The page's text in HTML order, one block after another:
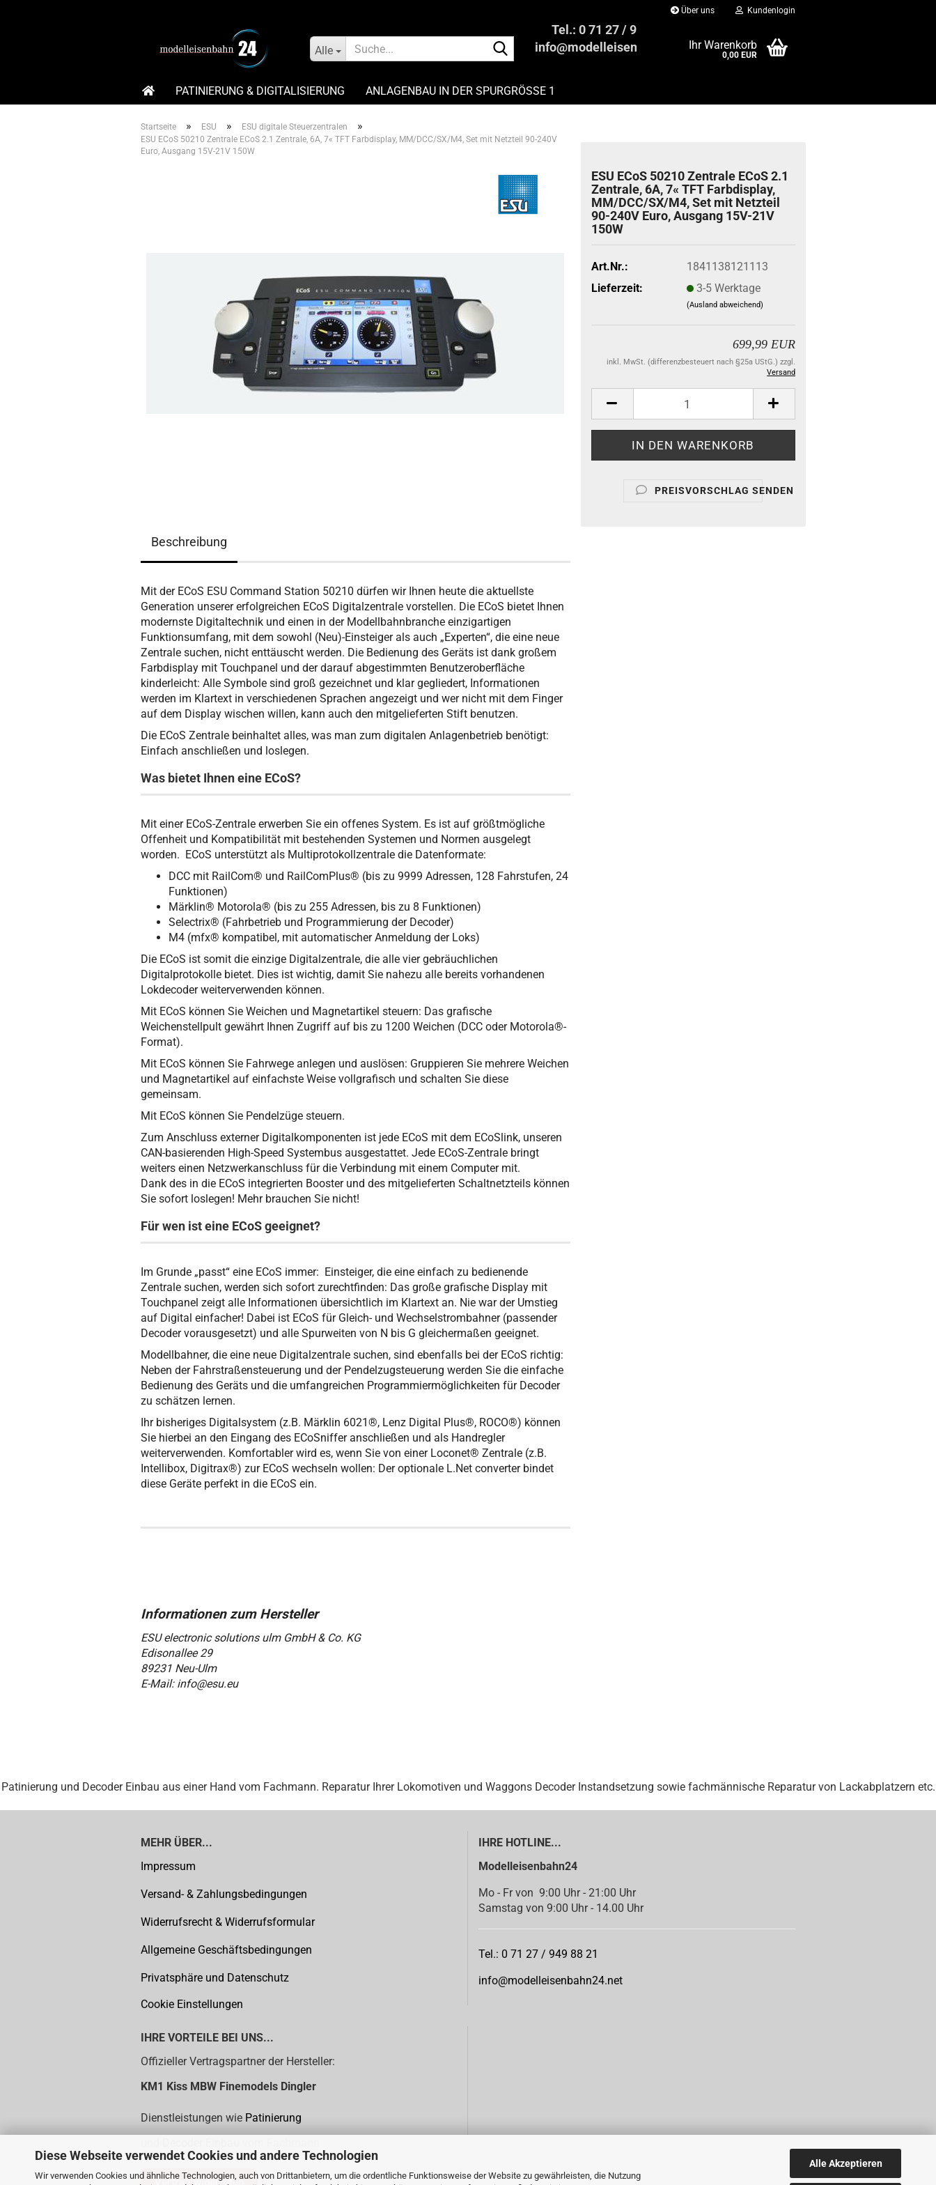
Diese Webseite verwendet Cookies und andere Technologien
Wir verwenden Cookies und ähnliche Technologien, auch von Drittanbietern, um die ordentliche Funktionsweise der Website zu gewährleisten, die Nutzung
Alle Akzeptieren
Über uns Kundenlogin
Alle
Suche...
Tel.: 0 71 27 / 949 88 21
info@modelleisenbahn24.netIhr Warenkorb
0,00 EUR
PATINIERUNG & DIGITALISIERUNG ANLAGENBAU IN DER SPURGRÖSSE 1
Startseite » ESU » ESU digitale Steuerzentralen »
ESU ECoS 50210 Zentrale ECoS 2.1 Zentrale, 6A, 7« TFT Farbdisplay, MM/DCC/SX/M4, Set mit Netzteil 90-240V
Euro, Ausgang 15V-21V 150W
ESU ECoS 50210 Zen­tra­le ECoS 2.1
Zen­tra­le, 6A, 7« TFT Farb­dis­play,
MM/DCC/SX/M4, Set mit Netz­teil
90-​240V Euro, Aus­gang 15V-​21V
150W
Art.Nr.:
1841138121113
Lieferzeit:
3-5 Werktage
(Ausland abweichend)
699,99 EUR
inkl. MwSt. (differenzbesteuert nach §25a UStG.) zzgl.
Versand
PREISVORSCHLAG SENDEN
Beschreibung
Mit der ECoS ESU Command Station 50210 dürfen wir Ihnen heute die aktuellste
Generation unserer erfolgreichen ECoS Digitalzentrale vorstellen. Die ECoS bietet Ihnen
modernste Digitaltechnik und einen in der Modellbahnbranche einzigartigen
Funktionsumfang, mit dem sowohl (Neu)-Einsteiger als auch „Experten“, die eine neue
Zentrale suchen, nicht enttäuscht werden. Die Bedienung des Geräts ist dank großem
Farbdisplay mit Touchpanel und der darauf abgestimmten Benutzeroberfläche
kinderleicht: Alle Symbole sind groß gezeichnet und klar gegliedert, Informationen
werden im Klartext in verschiedenen Sprachen angezeigt und wer nicht mit dem Finger
auf dem Display wischen willen, kann auch den mitgelieferten Stift benutzen.
Die ECoS Zentrale beinhaltet alles, was man zum digitalen Anlagenbetrieb benötigt:
Einfach anschließen und loslegen.
Was bietet Ihnen eine ECoS?
Mit einer ECoS-Zentrale erwerben Sie ein offenes System. Es ist auf größtmögliche
Offenheit und Kompatibilität mit bestehenden Systemen und Normen ausgelegt
worden. ECoS unterstützt als Multiprotokollzentrale die Datenformate:
DCC mit RailCom® und RailComPlus® (bis zu 9999 Adressen, 128 Fahrstufen, 24
Funktionen)
Märklin® Motorola® (bis zu 255 Adressen, bis zu 8 Funktionen)
Selectrix® (Fahrbetrieb und Programmierung der Decoder)
M4 (mfx® kompatibel, mit automatischer Anmeldung der Loks)
Die ECoS ist somit die einzige Digitalzentrale, die alle vier gebräuchlichen
Digitalprotokolle bietet. Dies ist wichtig, damit Sie nahezu alle bereits vorhandenen
Lokdecoder weiterverwenden können.
Mit ECoS können Sie Weichen und Magnetartikel steuern: Das grafische
Weichenstellpult gewährt Ihnen Zugriff auf bis zu 1200 Weichen (DCC oder Motorola®-
Format).
Mit ECoS können Sie Fahrwege anlegen und auslösen: Gruppieren Sie mehrere Weichen
und Magnetartikel auf einfachste Weise vollgrafisch und schalten Sie diese
gemeinsam.
Mit ECoS können Sie Pendelzüge steuern.
Zum Anschluss externer Digitalkomponenten ist jede ECoS mit dem ECoSlink, unseren
CAN-basierenden High-Speed Systembus ausgestattet. Jede ECoS-Zentrale bringt
weiters einen Netzwerkanschluss für die Verbindung mit einem Computer mit.
Dank des in die ECoS integrierten Booster und des mitgelieferten Schaltnetzteils können
Sie sofort loslegen! Mehr brauchen Sie nicht!
Für wen ist eine ECoS geeignet?
Im Grunde „passt“ eine ECoS immer: Einsteiger, die eine einfach zu bedienende
Zentrale suchen, werden sich sofort zurechtfinden: Das große grafische Display mit
Touchpanel zeigt alle Informationen übersichtlich im Klartext an. Nie war der Umstieg
auf Digital einfacher! Dabei ist ECoS für Gleich- und Wechselstrombahner (passender
Decoder vorausgesetzt) und alle Spurweiten von N bis G gleichermaßen geeignet.
Modellbahner, die eine neue Digitalzentrale suchen, sind ebenfalls bei der ECoS richtig:
Neben der Fahrstraßensteuerung und der Pendelzugsteuerung werden Sie die einfache
Bedienung des Geräts und die umfangreichen Programmiermöglichkeiten für Decoder
zu schätzen lernen.
Ihr bisheriges Digitalsystem (z.B. Märklin 6021®, Lenz Digital Plus®, ROCO®) können
Sie hierbei an den Eingang des ECoSniffer anschließen und als Handregler
weiterverwenden. Komfortabler wird es, wenn Sie von einer Loconet® Zentrale (z.B.
Intellibox, Digitrax®) zur ECoS wechseln wollen: Der optionale L.Net converter bindet
diese Geräte perfekt in die ECoS ein.
ESU electronic solutions ulm GmbH & Co. KG
Edisonallee 29
89231 Neu-Ulm
E-Mail: info@esu.eu
Patinierung und Decoder Einbau aus einer Hand vom Fachmann. Reparatur Ihrer Lokomotiven und Waggons Decoder Instandsetzung sowie fachmännische Reparatur von Lackabplatzern etc.
MEHR ÜBER...
Impressum
Versand- & Zahlungsbedingungen
Widerrufsrecht & Widerrufsformular
Allgemeine Geschäftsbedingungen
Privatsphäre und Datenschutz
Cookie Einstellungen
IHRE HOTLINE...
Modelleisenbahn24
Mo - Fr von 9:00 Uhr - 21:00 Uhr
Samstag von 9:00 Uhr - 14.00 Uhr
Tel.: 0 71 27 / 949 88 21
info@modelleisenbahn24.net
IHRE VORTEILE BEI UNS...
Offizieller Vertragspartner der Hersteller:
KM1 Kiss MBW Finemodels Dingler
Dienstleistungen wie Patinierung
Vertrag widerrufen